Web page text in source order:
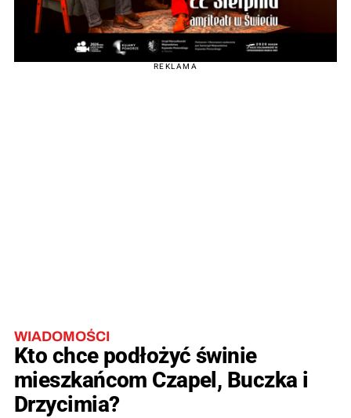
REKLAMA
WIADOMOŚCI
Kto chce podłożyć świnie
mieszkańcom Czapel, Buczka i
Drzycimia?